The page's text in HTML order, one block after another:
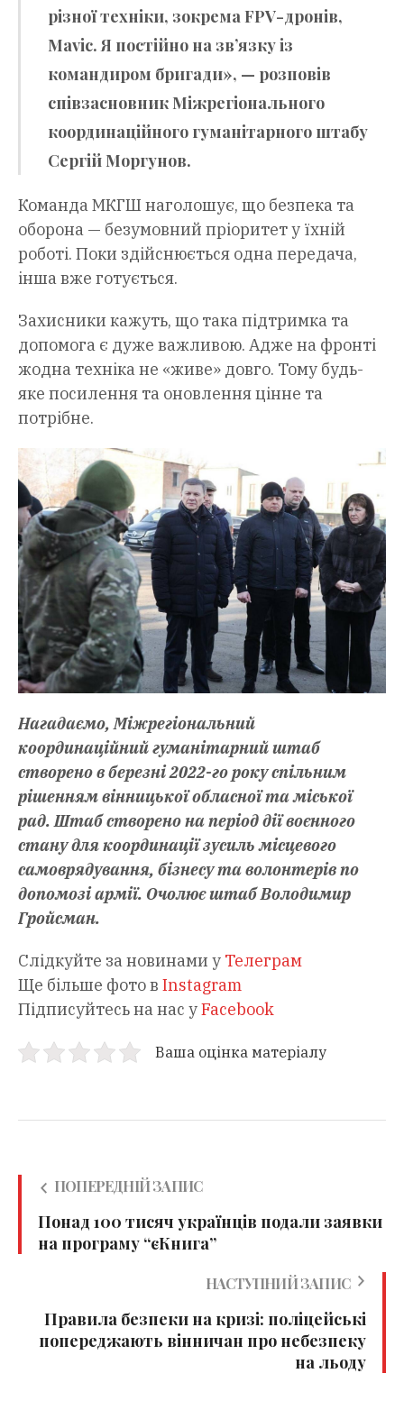
різної техніки, зокрема FPV-дронів,
Mavic. Я постійно на звʼязку із
командиром бригади», — розповів
співзасновник Міжрегіонального
координаційного гуманітарного штабу
Сергій Моргунов.
Команда МКГШ наголошує, що безпека та
оборона — безумовний пріоритет у їхній
роботі. Поки здійснюється одна передача,
інша вже готується.
Захисники кажуть, що така підтримка та
допомога є дуже важливою. Адже на фронті
жодна техніка не «живе» довго. Тому будь-
яке посилення та оновлення цінне та
потрібне.
Нагадаємо, Міжрегіональний
координаційний гуманітарний штаб
створено в березні 2022-го року спільним
рішенням вінницької обласної та міської
рад. Штаб створено на період дії воєнного
стану для координації зусиль місцевого
самоврядування, бізнесу та волонтерів по
допомозі армії. Очолює штаб Володимир
Гройсман.
Слідкуйте за новинами у Телеграм
Ще більше фото в Instagram
Підписуйтесь на нас уFacebook
Ваша оцінка матеріалу
ПОПЕРЕДНІЙ ЗАПИС
Понад 100 тисяч українців подали заявки
на програму “єКнига”
НАСТУПНИЙ ЗАПИС
Правила безпеки на кризі: поліцейські
попереджають вінничан про небезпеку
на льоду